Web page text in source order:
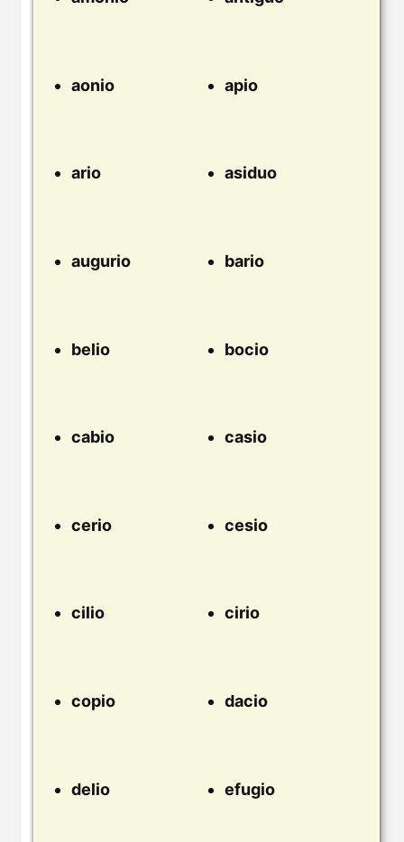
aonio apio
ario asiduo
augurio bario
belio bocio
cabio casio
cerio cesio
cilio cirio
copio dacio
delio efugio